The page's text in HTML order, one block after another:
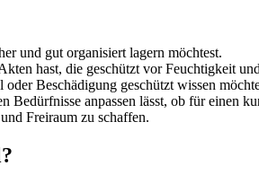
und gut organisiert lagern möchtest.
hast, die geschützt vor Feuchtigkeit
Beschädigung geschützt wissen
Bedürfnisse anpassen lässt, ob für einen
Freiraum zu schaffen.